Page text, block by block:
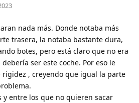
nada más. Donde notaba más
trasera, la notaba bastante dura,
botes, pero está claro que no era
ser este coche. Por eso le
, creyendo que igual la parte
y entre los que no quieren sacar